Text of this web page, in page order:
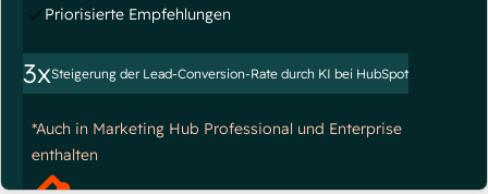
Priorisierte Empfehlungen
3xSteigerung der Lead-Conversion-Rate durch KI bei HubSpot
*Auch in Marketing Hub Professional und Enterprise
enthalten